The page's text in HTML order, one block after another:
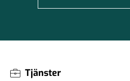
Tjänster